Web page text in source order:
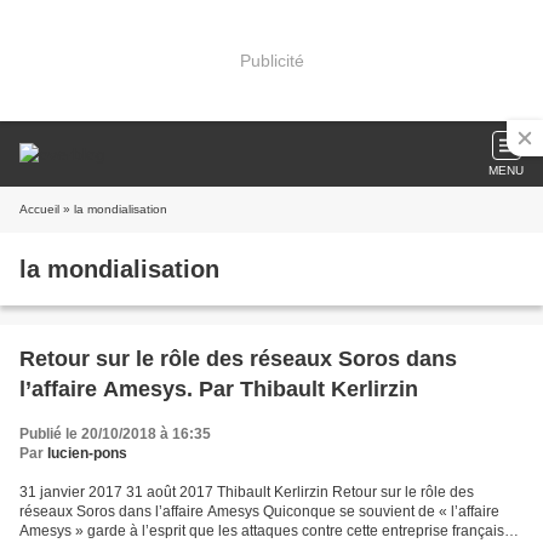
Publicité
MENU
Accueil » la mondialisation
la mondialisation
Retour sur le rôle des réseaux Soros dans
l’affaire Amesys. Par Thibault Kerlirzin
Publié le 20/10/2018 à 16:35
Par lucien-pons
31 janvier 2017 31 août 2017 Thibault Kerlirzin Retour sur le rôle des
réseaux Soros dans l’affaire Amesys Quiconque se souvient de « l’affaire
Amesys » garde à l’esprit que les attaques contre cette entreprise française,